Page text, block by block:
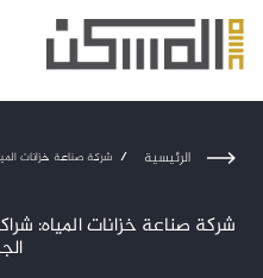
الرئيسية / شركة صناعة خزانات
شركة صناعة خزانات المياه: